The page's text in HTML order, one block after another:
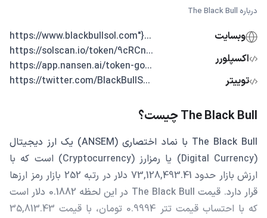
درباره The Black Bull
وبسایت
...{"https://www.blackbullsol.com
اکسپلورر
...https://solscan.io/token/9cRCn
...https://app.nansen.ai/token-go
توییتر
...https://twitter.com/BlackBullS
The Black Bull چیست؟
The Black Bull با نماد اختصاری (ANSEM) یک ارز دیجیتال
(Digital Currency) یا رمزارز (Cryptocurrency) است که با
ارزش بازار حدود 73,128,493.41 دلار در رتبه 252 بازار رمز ارزها
قرار دارد. قیمت The Black Bull در این لحظه 0.1882 دلار است
که با احتساب قیمت تتر 0.9994 تومان، با قیمت 35,813.43